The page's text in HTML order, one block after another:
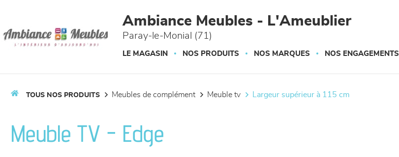
Ambiance Meubles - L'Ameublier
Paray-le-Monial (71)
LE MAGASIN NOS PRODUITS NOS MARQUES NOS ENGAGEMENTS
TOUS NOS PRODUITS meubles de complément meuble tv largeur supérieur à 115 cm
Meuble TV - Edge